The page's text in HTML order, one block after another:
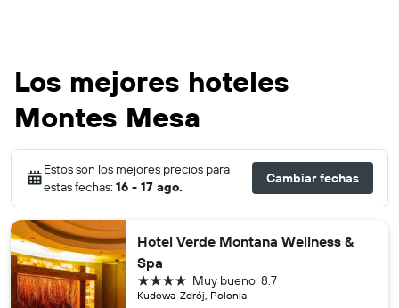
Los mejores hoteles
Montes Mesa
Estos son los mejores precios para
estas fechas: 16 - 17 ago.
Cambiar fechas
Hotel Verde Montana Wellness &
Spa
Kudowa-Zdrój, Polonia
8.7
Muy bueno
4 estrellas